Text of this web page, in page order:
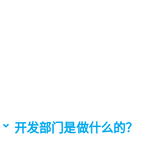
开发部门是做什么的？